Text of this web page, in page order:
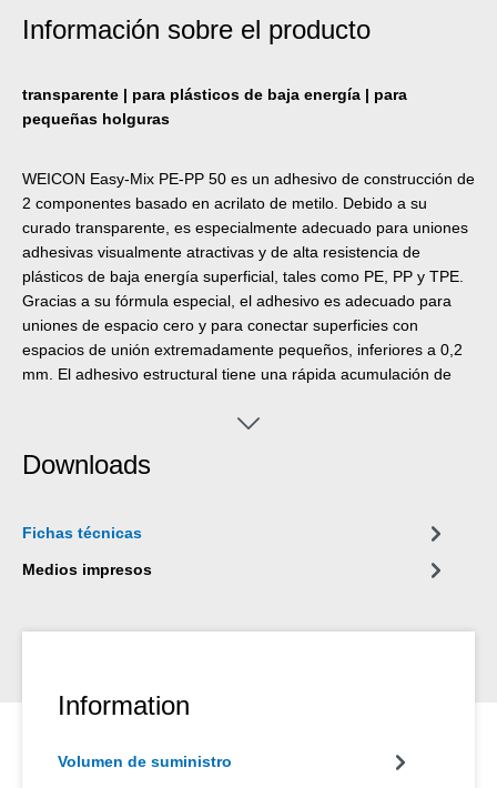
Información sobre el producto
transparente | para plásticos de baja energía | para
pequeñas holguras
WEICON Easy-Mix PE-PP 50 es un adhesivo de construcción de
2 componentes basado en acrilato de metilo. Debido a su
curado transparente, es especialmente adecuado para uniones
adhesivas visualmente atractivas y de alta resistencia de
plásticos de baja energía superficial, tales como PE, PP y TPE.
Gracias a su fórmula especial, el adhesivo es adecuado para
uniones de espacio cero y para conectar superficies con
espacios de unión extremadamente pequeños, inferiores a 0,2
mm. El adhesivo estructural tiene una rápida acumulación de
envejecimiento, a los productos químicos y ligeramente
una resistencia a la manipulación de doce minutos. Se aplica
integrada. La Pistola Dosificadora Easy-Mix D 50 es necesaria
para procesar productos Easy-Mix en cartuchos de 50 ml.
Downloads
Fichas técnicas
Medios impresos
Information
Volumen de suministro